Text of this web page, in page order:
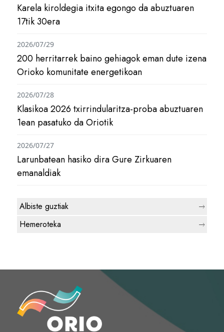
Karela kiroldegia itxita egongo da abuztuaren
17tik 30era
200 herritarrek baino gehiagok eman dute izena
Orioko komunitate energetikoan
2026/07/29
Klasikoa 2026 txirrindularitza-proba abuztuaren
1ean pasatuko da Oriotik
2026/07/28
Larunbatean hasiko dira Gure Zirkuaren
emanaldiak
2026/07/27
Albiste guztiak
Hemeroteka